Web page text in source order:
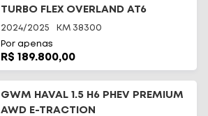
TURBO FLEX OVERLAND AT6
2024/2025 KM 38300
Por apenas
R$ 189.800,00
GWM HAVAL 1.5 H6 PHEV PREMIUM
AWD E-TRACTION